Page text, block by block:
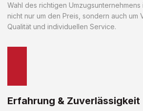
Wahl des richtigen Umzugsunternehmens
nicht nur um den Preis, sondern auch um
Qualität und individuellen Service.
Erfahrung & Zuverlässigkeit